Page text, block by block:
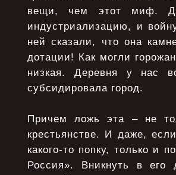
вещи, чем этот миф.
индустриализацию, и
ней сказали, что она
дотации! Как могли
низкая. Деревня у нас
субсидировала город.
Причем ложь эта – не
крестьянстве. И даже,
какого-то попку, только и
Россия». Вникнуть в